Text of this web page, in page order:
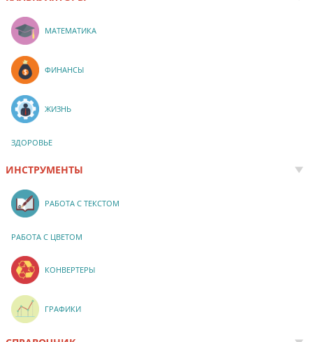
МАТЕМАТИКА
ФИНАНСЫ
ЖИЗНЬ
ЗДОРОВЬЕ
ИНСТРУМЕНТЫ
РАБОТА С ТЕКСТОМ
РАБОТА С ЦВЕТОМ
КОНВЕРТЕРЫ
ГРАФИКИ